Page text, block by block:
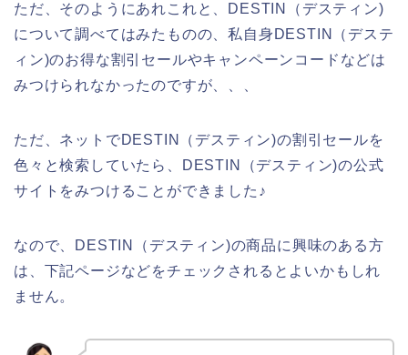
ただ、そのようにあれこれと、DESTIN（デスティン)
について調べてはみたものの、私自身DESTIN（デステ
ィン)のお得な割引セールやキャンペーンコードなどは
みつけられなかったのですが、、、
ただ、ネットでDESTIN（デスティン)の割引セールを
色々と検索していたら、DESTIN（デスティン)の公式
サイトをみつけることができました♪
なので、DESTIN（デスティン)の商品に興味のある方
は、下記ページなどをチェックされるとよいかもしれ
ません。